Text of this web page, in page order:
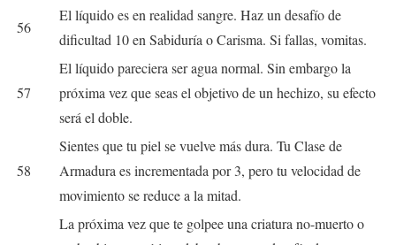
56
El líquido es en realidad sangre. Haz un desafío de
dificultad 10 en Sabiduría o Carisma. Si fallas, vomitas.
57
El líquido pareciera ser agua normal. Sin embargo la
próxima vez que seas el objetivo de un hechizo, su efecto
será el doble.
58
Sientes que tu piel se vuelve más dura. Tu Clase de
Armadura es incrementada por 3, pero tu velocidad de
movimiento se reduce a la mitad.
La próxima vez que te golpee una criatura no-muerto o